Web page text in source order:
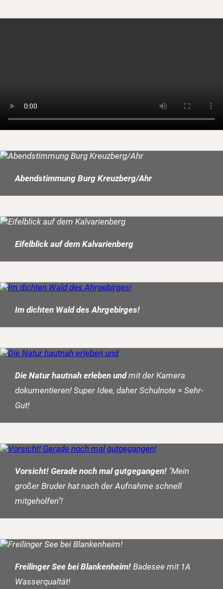
Abendstimmung Burg Kreuzberg/Ahr
Eifelblick auf dem Kalvarienberg
Im dichten Wald des Ahrgebirges!
Die Natur hautnah erleben undmit der Kamera
dokumentieren! Super Idee, daher Schulnote = Sehr-
Gut!
Vorsicht! Gerade noch mal gutgegangen! "Mein
großer Bruder hat nach der Aufnahme schnell
mitgeholfen"!
Freilinger See bei Blankenheim! Badesee mit 1A
Wasserqualtät!